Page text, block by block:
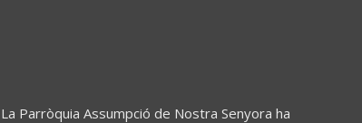
La Parròquia Assumpció de Nostra Senyora ha